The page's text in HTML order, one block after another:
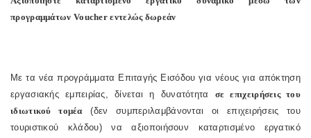
προγραμμάτων Voucher εντελώς δωρεάν
Με τα νέα προγράμματα Επιταγής Εισόδου για νέους για απόκτηση
εργασιακής εμπειρίας, δίνεται η δυνατότητα
σε επιχειρήσεις του
ιδιωτικού τομέα
(δεν συμπεριλαμβάνονται οι επιχειρήσεις του
τουριστικού κλάδου) να αξιοποιήσουν καταρτισμένο εργατικό